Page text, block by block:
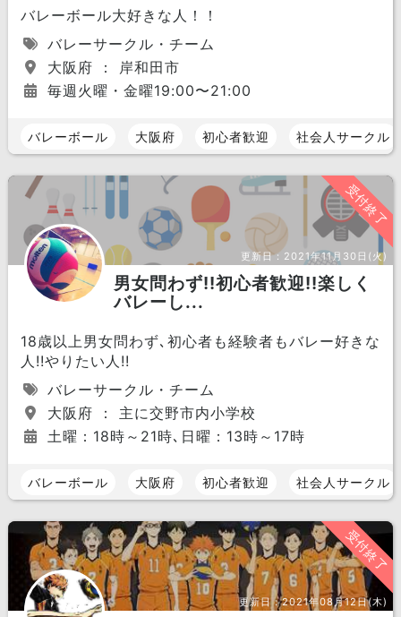
バレーボール大好きな人！！
バレーサークル・チーム
大阪府 ： 岸和田市
毎週火曜・金曜19:00〜21:00
バレーボール 大阪府 初心者歓迎 社会人サークル
受付終了
更新日： 2021年11月30日(火)
男女問わず!!初心者歓迎!!楽しく
バレーし...
18歳以上男女問わず､初心者も経験者もバレー好きな
人!!やりたい人!!
バレーサークル・チーム
大阪府 ： 主に交野市内小学校
土曜：18時～21時､日曜：13時～17時
バレーボール 大阪府 初心者歓迎 社会人サークル
受付終了
更新日：2021年08月12日(木)